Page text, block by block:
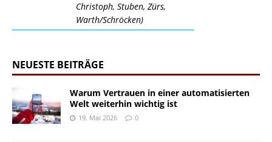
Christoph, Stuben, Zürs,
Warth/Schröcken)
NEUESTE BEITRÄGE
Warum Vertrauen in einer automatisierten
Welt weiterhin wichtig ist
19. Mai 2026 0